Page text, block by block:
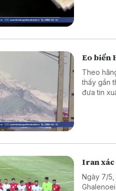
Eo biển
Theo
thấy gần
đưa tin
Iran xác
Ngày 7/5,